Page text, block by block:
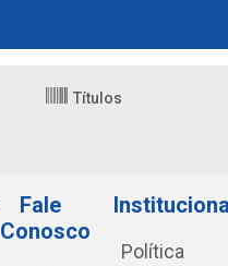
Títulos
Fale
Conosco
Política